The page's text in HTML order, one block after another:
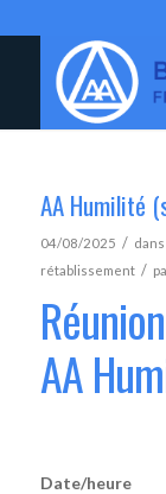
AA Humilité
04/08/2025 / dans
rétablissement /
AA
Date/heure